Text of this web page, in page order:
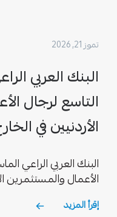
تموز 21, 2026
البنك العربي
التاسع لرجال
الأردنيين في
البنك العربي الراعي
الأعمال والمستثمرين
إقرأ المزيد